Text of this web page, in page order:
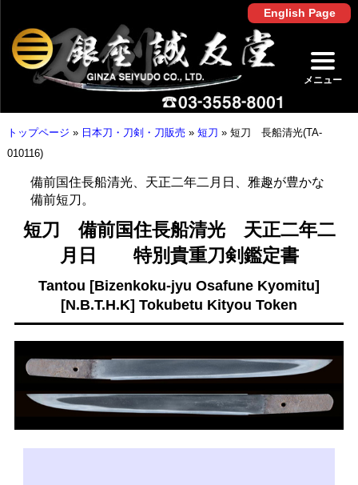
English Page
メニュー
トップページ » 日本刀・刀剣・刀販売 » 短刀 » 短刀 長船清光(TA-
010116)
備前国住長船清光、天正二年二月日、雅趣が豊かな
備前短刀。
短刀 備前国住長船清光 天正二年二
月日 特別貴重刀剣鑑定書
Tantou [Bizenkoku-jyu Osafune Kyomitu]
[N.B.T.H.K] Tokubetu Kityou Token